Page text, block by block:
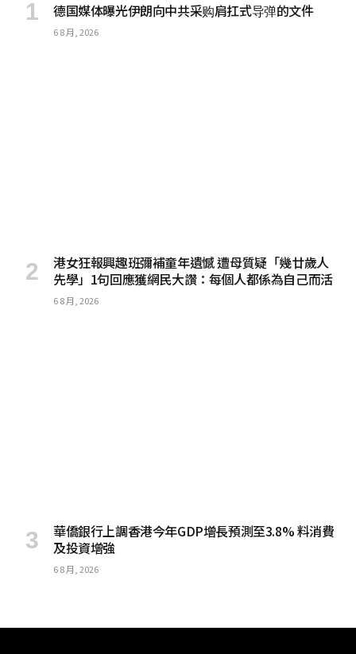
德国媒体曝光伊朗向中共采购肩扛式导弹的文件
6 8 月, 2026
港女狂報興趣班彌補童年遺憾 遭母質疑「幾廿歲人
先學」1句回應獲網民大讚：每個人都係為自己而活
6 8 月, 2026
華僑銀行上調香港今年GDP增長預測至3.8% 料消費
及投資增強
6 8 月, 2026